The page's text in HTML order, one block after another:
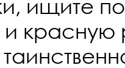
ищите
красную